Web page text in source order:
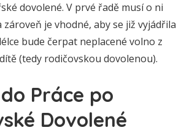
dovolené. V prvé řadě musí o ni
zároveň je vhodné, aby se již vyjádřila
bude čerpat neplacené volno z
(tedy rodičovskou dovolenou).
Práce po
Dovolené